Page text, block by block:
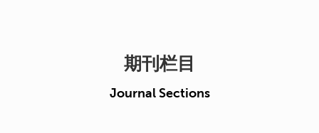
期刊栏目
Journal Sections